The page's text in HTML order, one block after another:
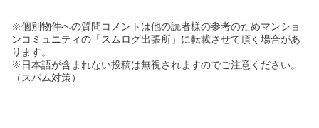
※個別物件への質問コメントは他の読者様の参考のためマンショ
ンコミュニティの「スムログ出張所」に転載させて頂く場合があ
ります。
※日本語が含まれない投稿は無視されますのでご注意ください。
（スパム対策）